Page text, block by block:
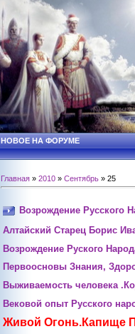
НОВОЕ НА ФОРУМЕ
Главная » 2010 » Сентябрь » 25
Возрождение Русского
Алтайский Старец Борис
Возрождение Руского
Первоосновы Знания,
Выживаемость человека
Вековой опыт Русского
Живой Огонь.Капище